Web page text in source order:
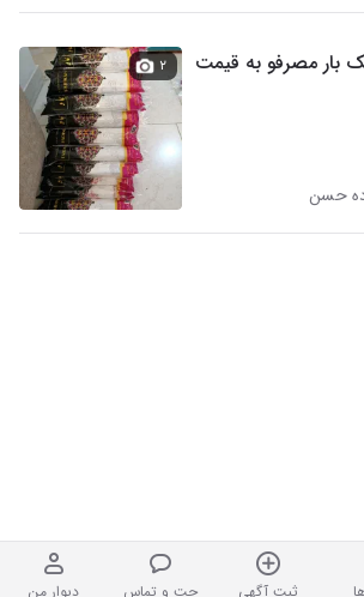
ثبت آگهی چت و تماس دیوار من
بار مصرفو به قیمت
۲